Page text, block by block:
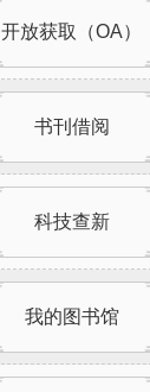
开放获取（OA）
书刊借阅
科技查新
我的图书馆